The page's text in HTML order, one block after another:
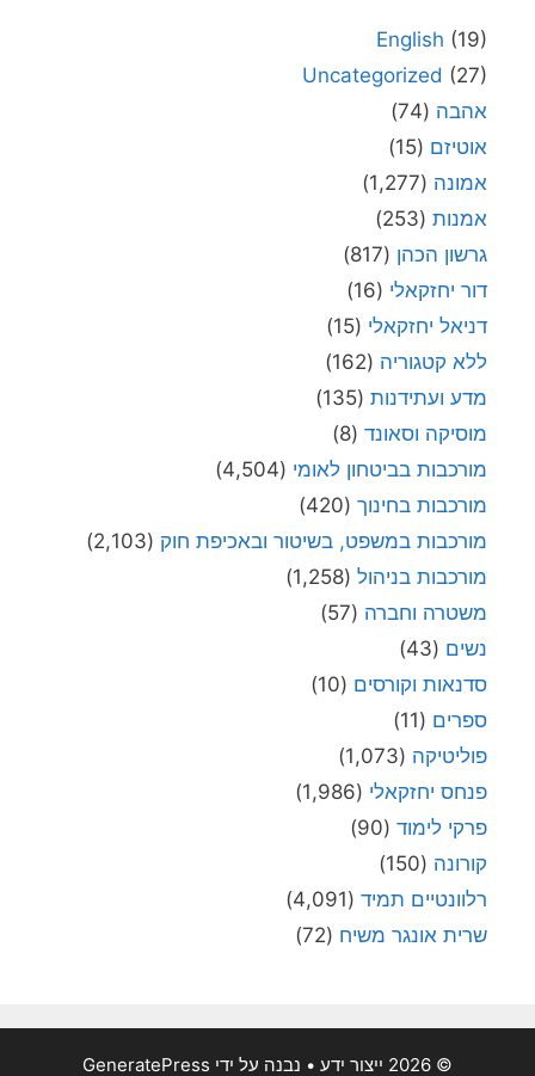
English (19)
Uncategorized (27)
אהבה (74)
אוטיזם (15)
אמונה (1,277)
אמנות (253)
גרשון הכהן (817)
דור יחזקאלי (16)
דניאל יחזקאלי (15)
ללא קטגוריה (162)
מדע ועתידנות (135)
מוסיקה וסאונד (8)
מורכבות בביטחון לאומי (4,504)
מורכבות בחינוך (420)
מורכבות במשפט, בשיטור ובאכיפת חוק (2,103)
מורכבות בניהול (1,258)
משטרה וחברה (57)
נשים (43)
סדנאות וקורסים (10)
ספרים (11)
פוליטיקה (1,073)
פנחס יחזקאלי (1,986)
פרקי לימוד (90)
קורונה (150)
רלוונטיים תמיד (4,091)
שרית אונגר משיח (72)
© 2026 ייצור ידע • נבנה על ידי GeneratePress